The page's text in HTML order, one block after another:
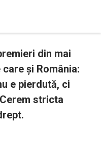
din mai
și România:
e pierdută, ci
stricta